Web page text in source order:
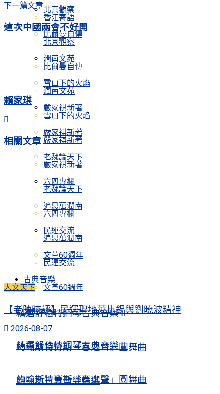
北京觀察
比爾曼自傳
潤南文苑
雪山下的火焰
嚴家祺新著
嚴家祺新著
老魏論天下
六四專欄
追思萬潤南
民運交流
文革60週年
古典音樂
精選舒伯特鋼琴古典音樂Ⅱ
約翰斯特勞斯「春之聲」圓舞曲
維瓦地古典音樂精選
香江寄語
北京觀察
比爾曼自傳
潤南文苑
雪山下的火焰
嚴家祺新著
嚴家祺新著
老魏論天下
六四專欄
追思萬潤南
民運交流
文革60週年
古典音樂
精選舒伯特鋼琴古典音樂Ⅱ
約翰斯特勞斯「春之聲」圓舞曲
下一篇文章
這次中國兩會不好開
賴家琪
相關文章
人文天下
【老陳時評】民運聖地萊比錫與劉曉波精神
2026-08-07